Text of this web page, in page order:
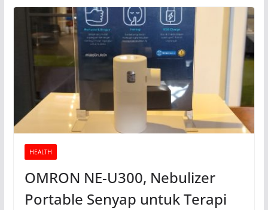
HEALTH
OMRON NE-U300, Nebulizer
Portable Senyap untuk Terapi